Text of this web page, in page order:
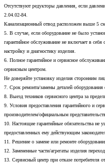
Отсутствуют редукторы давления, если
2.04.02-84.
Канализационный отвод расположен выше 5
5. В случае, если оборудование не было
гарантийное обслуживание не включает в себя
настройку и диагностику изделия.
6. Полное гарантийное и сервисное
сервисным центром.
Не доверяйте установку изделия сторонним
7. Срок ремонта/замены деталей оборудования
8. Выезд техников сервисного центра за
9. Условия предоставления гарантийного и
производителем/официальным
10. Настоящие гарантийные обязательства не
предоставленных ему действующим
11. Решение о замене или ремонте
12. Замененные части/агрегаты изделия
13. Сервисный центр при отказе потребителя